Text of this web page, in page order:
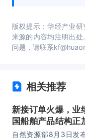
版权提示：华经产业
来源的内容均注明出
问题，请联系
相关推荐
新接订单火爆，业
国船舶产品结构正
端跃升
自然资源部8月3日发